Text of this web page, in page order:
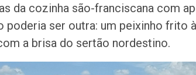
da cozinha são-franciscana com
poderia ser outra: um peixinho frito
a brisa do sertão nordestino.